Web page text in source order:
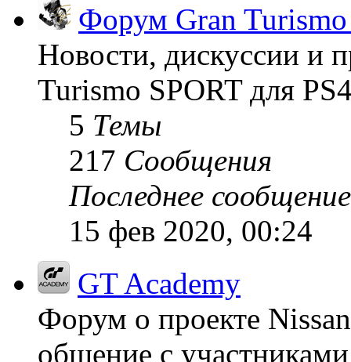
Форум Gran Turismo
Новости, дискуссии и
Turismo SPORT для
5 Темы
217 Сообщения
Последнее сообщение
15 фев 2020, 00:24
GT Academy
Форум о проекте
общение с